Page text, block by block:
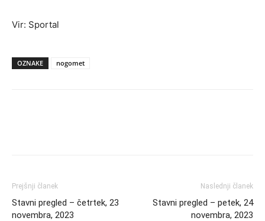
Vir: Sportal
OZNAKE nogomet
Prejšnji članek
Stavni pregled – četrtek, 23
novembra, 2023
Naslednji članek
Stavni pregled – petek, 24
novembra, 2023